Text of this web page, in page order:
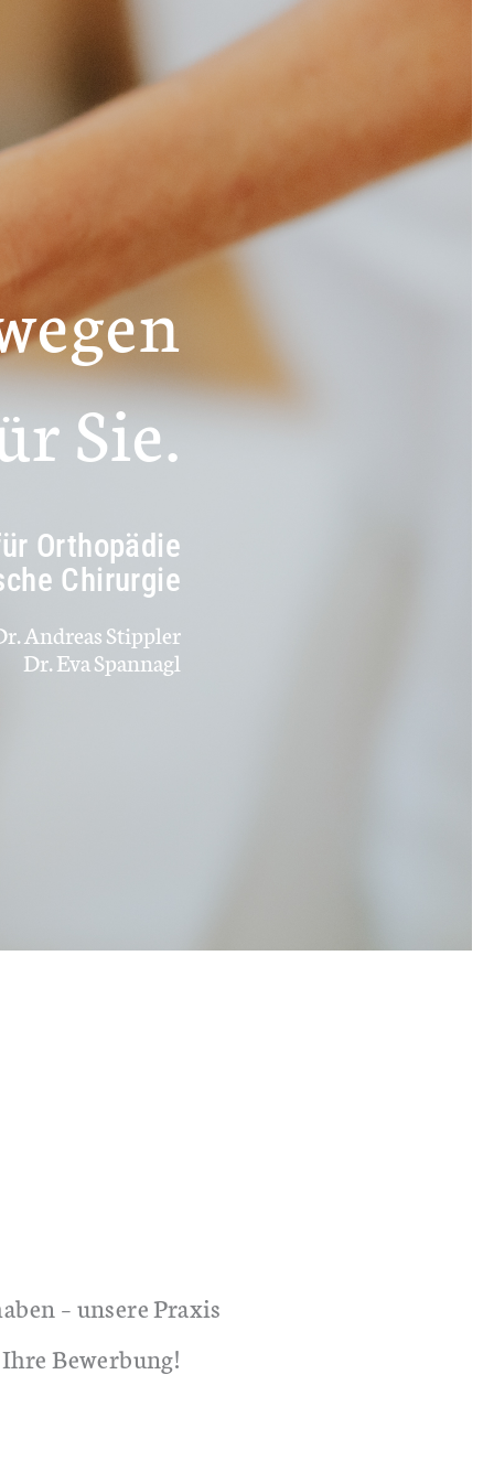
Sie.
Orthopädie
Chirurgie
Andreas Stippler
Dr. Eva Spannagl
– unsere Praxis
Bewerbung!